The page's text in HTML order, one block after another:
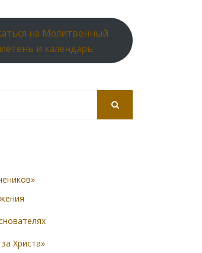
на Молитвенный
и календарь
Христа»